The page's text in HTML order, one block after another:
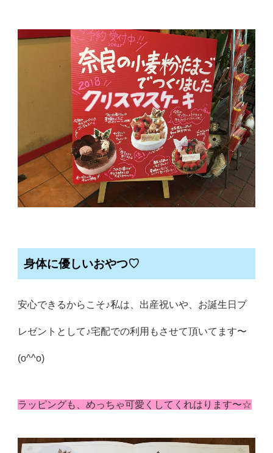
身体に優しいおやつ♡
安心できるからこそ♪私は、出産祝いや、お誕生日プ
レゼントとして♪宅配での利用もさせて頂いてます〜
(o^^o)
ラッピングも、めっちゃ可愛くしてくれはります〜☆